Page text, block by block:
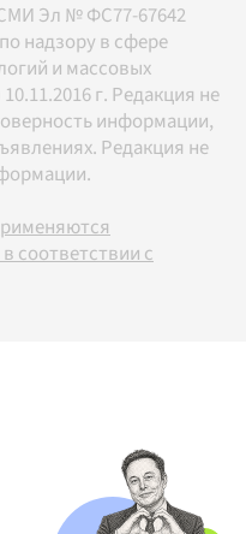
Эл № ФС77-67642
надзору в сфере
и массовых
г. Редакция не
информации,
Редакция не
соответствии с